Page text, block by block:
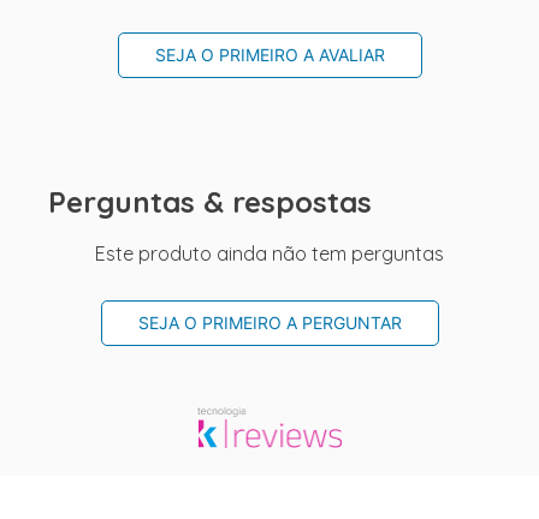
SEJA O PRIMEIRO A AVALIAR
Perguntas & respostas
Este produto ainda não tem perguntas
SEJA O PRIMEIRO A PERGUNTAR